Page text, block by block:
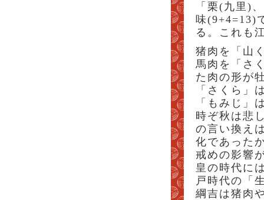
「栗(九里)
味(9+4=13)
る。これも
猪肉を「山
馬肉を「さ
た肉の形が
「さくら」
「もみじ」
時ぞ秋は悲
の言い換え
化であった
戒めの影響
皇の時代に
戸時代の「
綱吉は猪肉